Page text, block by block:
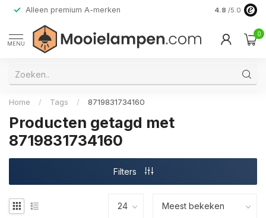
Alleen premium A-merken 4.8 /5.0
MENU
0
Home / Tags / 8719831734160
Producten getagd met
8719831734160
Filters